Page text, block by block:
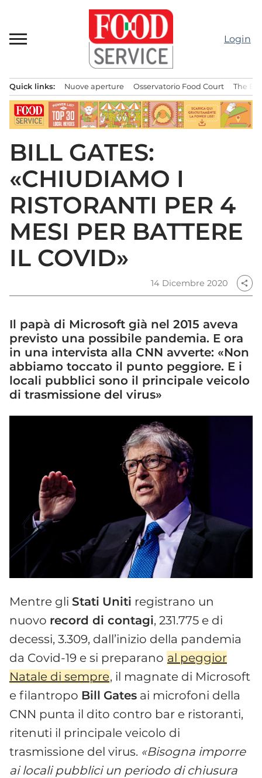
contenuto
Login
principale
Quick links: Nuove aperture Osservatorio Food Court The
BILL GATES:
«CHIUDIAMO I
RISTORANTI PER 4
MESI PER BATTERE
IL COVID»
14 Dicembre 2020 share
Il papà di Microsoft già nel 2015 aveva
previsto una possibile pandemia. E ora
in una intervista alla CNN avverte: «Non
abbiamo toccato il punto peggiore. E i
locali pubblici sono il principale veicolo
di trasmissione del virus»
Mentre gli Stati Uniti registrano un
nuovo record di contagi, 231.775 e di
decessi, 3.309, dall’inizio della pandemia
da Covid-19 e si preparano al peggior
Natale di sempre, il magnate di Microsoft
e filantropo Bill Gates ai microfoni della
CNN punta il dito contro bar e ristoranti,
ritenuti il principale veicolo di
trasmissione del virus. «Bisogna imporre
ai locali pubblici un periodo di chiusura